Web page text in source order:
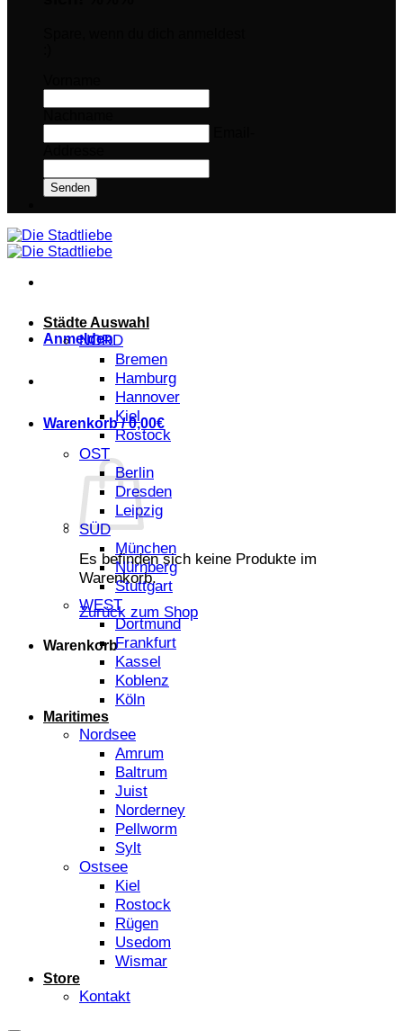
Senden
Anmelden
Warenkorb /0,00€
Es befinden sich keine Produkte im
Warenkorb.
Zurück zum Shop
Warenkorb
Städte Auswahl
NORD
Bremen
Hamburg
Hannover
Kiel
Rostock
OST
Berlin
Dresden
Leipzig
SÜD
München
Nürnberg
Stuttgart
WEST
Dortmund
Frankfurt
Kassel
Koblenz
Köln
Maritimes
Nordsee
Amrum
Baltrum
Juist
Norderney
Pellworm
Sylt
Ostsee
Kiel
Rostock
Rügen
Usedom
Wismar
Store
Kontakt